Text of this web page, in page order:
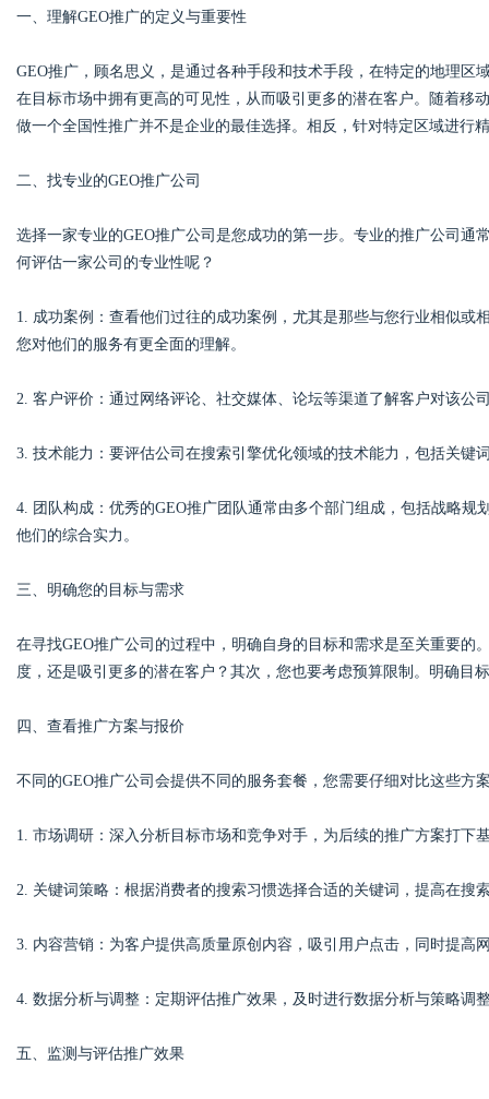
一、理解GEO推广的定义与重要性
GEO推广，顾名思义，是通过各种手段和技术手段，在特定的地理
在目标市场中拥有更高的可见性，从而吸引更多的潜在客户。随着移
做一个全国性推广并不是企业的最佳选择。相反，针对特定区域进行
二、找专业的GEO推广公司
选择一家专业的GEO推广公司是您成功的第一步。专业的推广公司
何评估一家公司的专业性呢？
1. 成功案例：查看他们过往的成功案例，尤其是那些与您行业相似
您对他们的服务有更全面的理解。
2. 客户评价：通过网络评论、社交媒体、论坛等渠道了解客户对该公
3. 技术能力：要评估公司在搜索引擎优化领域的技术能力，包括关键
4. 团队构成：优秀的GEO推广团队通常由多个部门组成，包括战略
他们的综合实力。
三、明确您的目标与需求
在寻找GEO推广公司的过程中，明确自身的目标和需求是至关重要
度，还是吸引更多的潜在客户？其次，您也要考虑预算限制。明确目
四、查看推广方案与报价
不同的GEO推广公司会提供不同的服务套餐，您需要仔细对比这些方
1. 市场调研：深入分析目标市场和竞争对手，为后续的推广方案打下
2. 关键词策略：根据消费者的搜索习惯选择合适的关键词，提高在搜
3. 内容营销：为客户提供高质量原创内容，吸引用户点击，同时提高
4. 数据分析与调整：定期评估推广效果，及时进行数据分析与策略调
五、监测与评估推广效果